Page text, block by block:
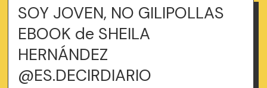
SOY JOVEN, NO GILIPOLLAS
EBOOK de SHEILA
HERNÁNDEZ
@ES.DECIRDIARIO